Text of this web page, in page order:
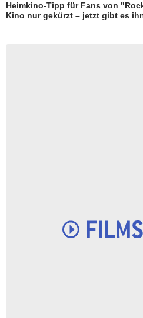
Heimkino-Tipp für Fans von
Kino nur gekürzt – jetzt gibt es